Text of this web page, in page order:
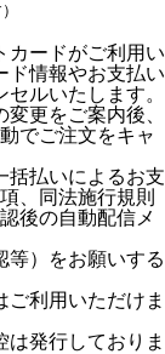
カードがご利用い
ド情報やお支払い
ルいたします。
更をご案内後、
でご注文をキャ
括払いによるお支
、同法施行規則
後の自動配信メ
）をお願いする
利用いただけま
発行しておりま